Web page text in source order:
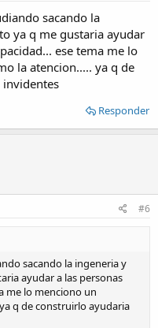
sacando la
ya q me gustaria ayudar
ese tema me lo
la atencion..... ya q de
invidentes
Responder
#6
sacando la ingeneria y
ayudar a las personas
me lo menciono un
q de construirlo ayudaria